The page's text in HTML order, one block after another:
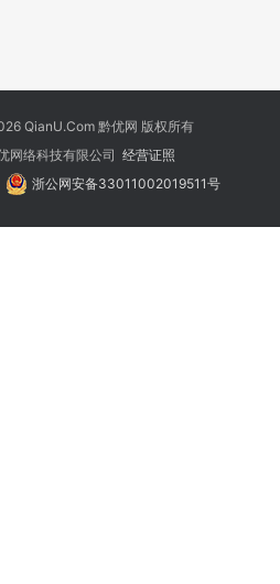
QianU.Com 黔优网 版权所有
网络科技有限公司 经营证照
浙公网安备33011002019511号